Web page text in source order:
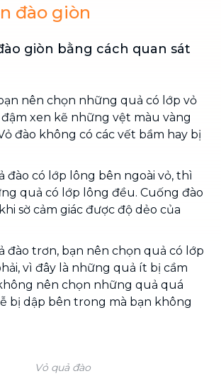
đào giòn
giòn bằng cách quan sát
nên chọn những quả có lớp vỏ
xen kẽ những vệt màu vàng
đào không có các vết bầm hay bị
đào có lớp lông bên ngoài vỏ, thì
quả có lớp lông đều. Cuống đào
sờ cảm giác được độ dẻo của
đào trơn, bạn nên chọn quả có lớp
vì đây là những quả ít bị cầm
nên chọn những quả quá
bị dập bên trong mà bạn không
Vỏ quả đào